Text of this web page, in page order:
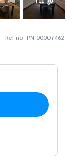
Ref no. PN-00007462